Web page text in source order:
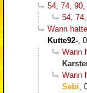
54, 74, 90,
54,
Wann
Kutte92-,
Wann
Wann
Sebi,